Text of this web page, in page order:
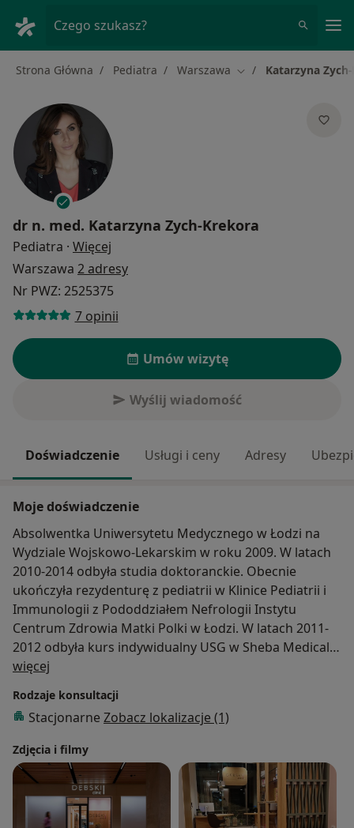
Czego szukasz?
Strona Główna Pediatra Warszawa Zmień miasto
Katarzyna
dr n. med. Katarzyna Zych-Krekora
Pediatra · Więcej
Warszawa 2 adresy
Nr PWZ: 2525375
7 opinii
Umów wizytę
Wyślij wiadomość
Doświadczenie Usługi i ceny Adresy
Moje doświadczenie
Absolwentka Uniwersytetu Medycznego w Łodzi na
Wydziale Wojskowo-Lekarskim w roku 2009. W latach
2010-2014 odbyła studia doktoranckie. Obecnie
ukończyła rezydenturę z pediatrii w Klinice Pediatrii i
Immunologii z Pododdziałem Nefrologii Instytu
Centrum Zdrowia Matki Polki w Łodzi. W latach 2011-
2012 odbyła kurs indywidualny USG w Sheba Medical
Center w Izraelu. Od 2014 ultrasonigrafista i
ICZMP w Łodzi. Brała udział w wielu warsztatach
ultrasonograficznych z zakresu pediatrii oraz
ultrasonografii płodowej, w zjazdach krajowych i
zagranicznych. Posiada certyfikaty Umiejętności
Badania Echo Serca Płodu PTU jak i Zaawansowany
Certyfikat Echokardiografii Płodu FMB - Uniwerystetu
Barcelona.
więcej
Rodzaje konsultacji
Stacjonarne Zobacz lokalizacje (1)
Zdjęcia i filmy